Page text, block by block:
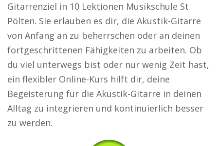
Gitarrenziel in 10 Lektionen Musikschule St
Pölten. Sie erlauben es dir, die Akustik-Gitarre
von Anfang an zu beherrschen oder an deinen
fortgeschrittenen Fähigkeiten zu arbeiten. Ob
du viel unterwegs bist oder nur wenig Zeit hast,
ein flexibler Online-Kurs hilft dir, deine
Begeisterung für die Akustik-Gitarre in deinen
Alltag zu integrieren und kontinuierlich besser
zu werden.